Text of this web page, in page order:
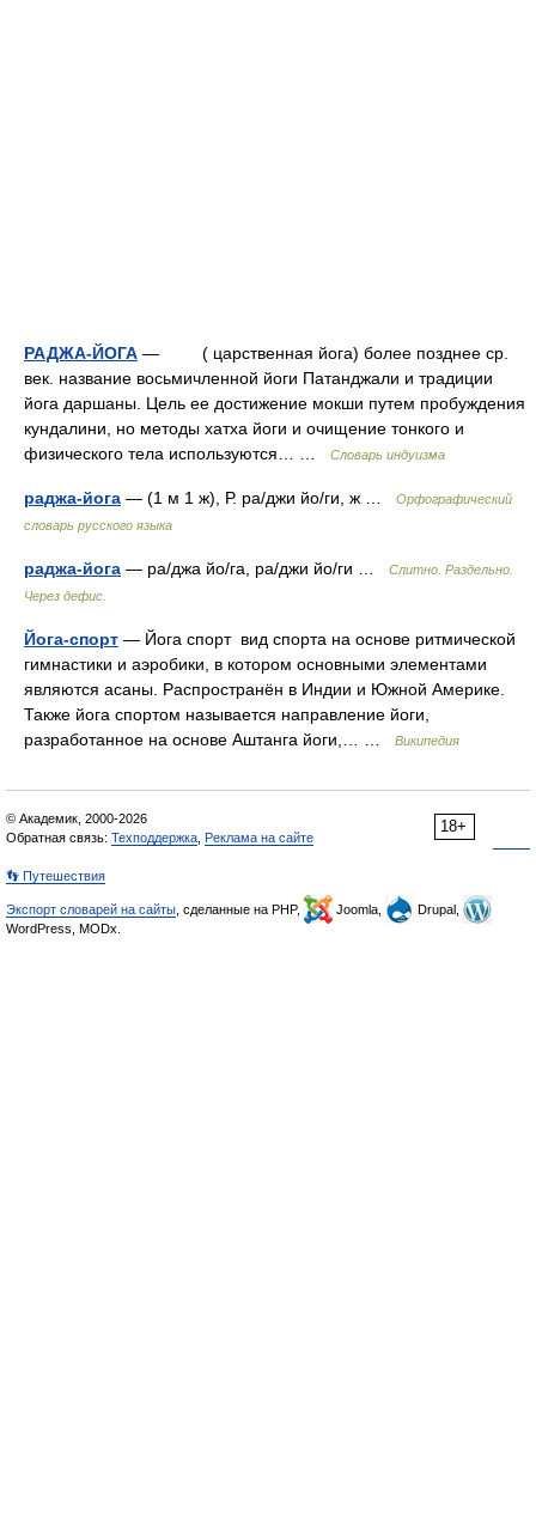
РАДЖА-ЙОГА — ( царственная йога) более позднее ср.
век. название восьмичленной йоги Патанджали и традиции
йога даршаны. Цель ее достижение мокши путем пробуждения
кундалини, но методы хатха йоги и очищение тонкого и
физического тела используются… …
Словарь индуизма
раджа-йога — (1 м 1 ж), Р. ра/джи йо/ги, ж …
Орфографический
словарь русского языка
раджа-йога — ра/джа йо/га, ра/джи йо/ги …
Слитно. Раздельно.
Через дефис.
Йога-спорт — Йога спорт вид спорта на основе ритмической
гимнастики и аэробики, в котором основными элементами
являются асаны. Распространён в Индии и Южной Америке.
Также йога спортом называется направление йоги,
разработанное на основе Аштанга йоги,… …
Википедия
18+
© Академик, 2000-2026
Обратная связь: Техподдержка Реклама на сайте
👣 Путешествия
Экспорт словарей на сайты , сделанные на PHP, Joomla,
Drupal,
WordPress, MODx.